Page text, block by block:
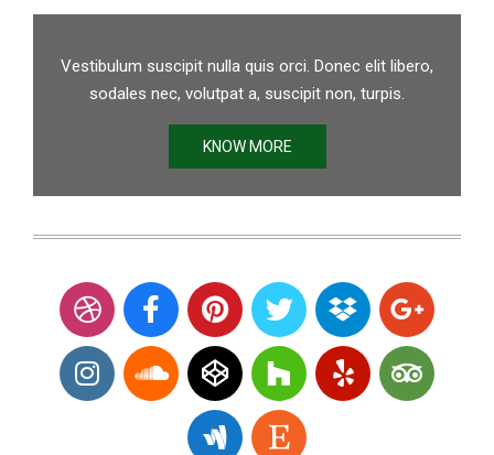
Vestibulum suscipit nulla quis orci. Donec elit libero,
sodales nec, volutpat a, suscipit non, turpis.
KNOW MORE